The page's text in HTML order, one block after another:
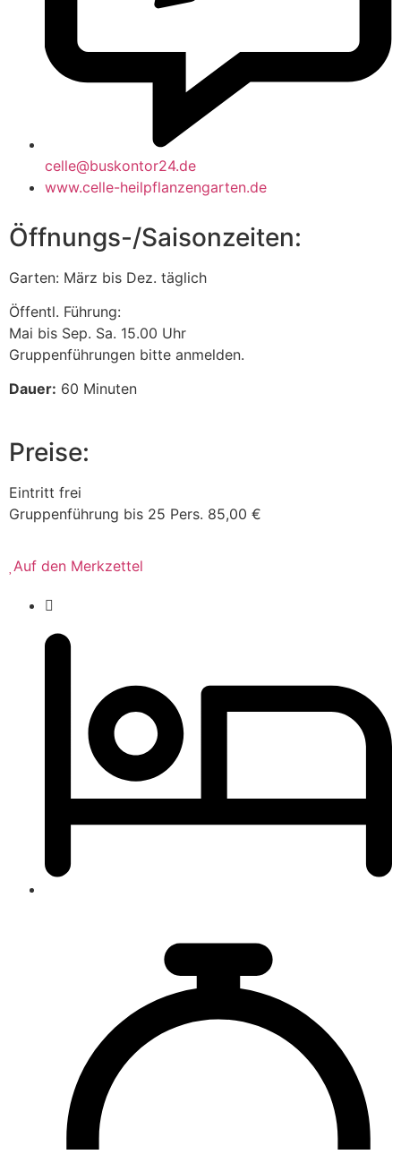
celle@buskontor24.de
www.celle-heilpflanzengarten.de
Öffnungs-/Saisonzeiten:
Garten: März bis Dez. täglich
Öffentl. Führung:
Mai bis Sep. Sa. 15.00 Uhr
Gruppenführungen bitte anmelden.
Dauer: 60 Minuten
Preise:
Eintritt frei
Gruppenführung bis 25 Pers. 85,00 €
Auf den Merkzettel